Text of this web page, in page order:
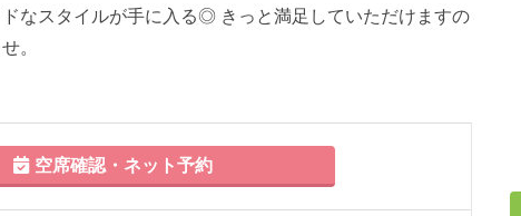
なスタイルが手に入る◎ きっと満足していただけますの
。
空席確認・ネット予約